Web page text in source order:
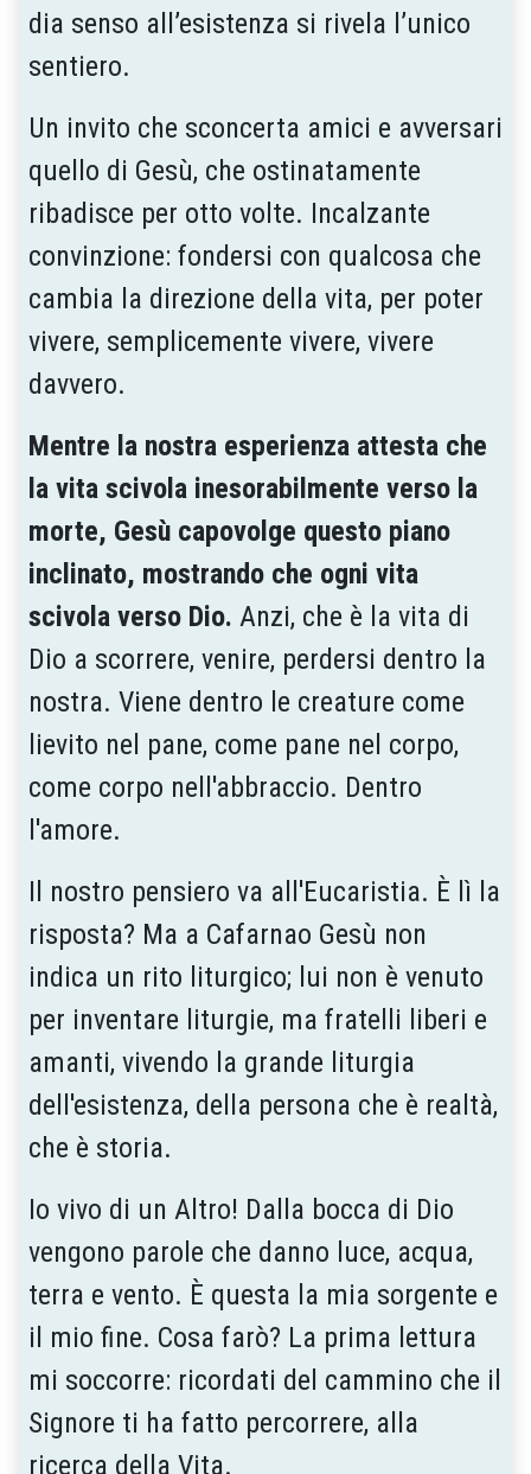
dia senso all’esistenza si rivela l’unico
sentiero.
Un invito che sconcerta amici e avversari
quello di Gesù, che ostinatamente
ribadisce per otto volte. Incalzante
convinzione: fondersi con qualcosa che
cambia la direzione della vita, per poter
vivere, semplicemente vivere, vivere
davvero.
Mentre la nostra esperienza attesta che
la vita scivola inesorabilmente verso la
morte, Gesù capovolge questo piano
inclinato, mostrando che ogni vita
scivola verso Dio. Anzi, che è la vita di
Dio a scorrere, venire, perdersi dentro la
nostra. Viene dentro le creature come
lievito nel pane, come pane nel corpo,
come corpo nell'abbraccio. Dentro
l'amore.
Il nostro pensiero va all'Eucaristia. È lì la
risposta? Ma a Cafarnao Gesù non
indica un rito liturgico; lui non è venuto
per inventare liturgie, ma fratelli liberi e
amanti, vivendo la grande liturgia
dell'esistenza, della persona che è realtà,
che è storia.
Io vivo di un Altro! Dalla bocca di Dio
vengono parole che danno luce, acqua,
terra e vento. È questa la mia sorgente e
il mio fine. Cosa farò? La prima lettura
mi soccorre: ricordati del cammino che il
Signore ti ha fatto percorrere, alla
ricerca della Vita.